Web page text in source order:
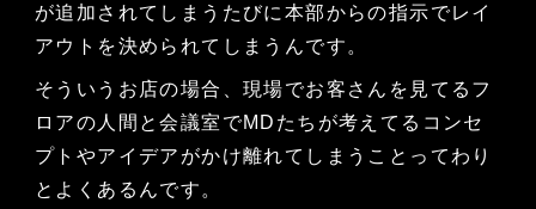
が追加されてしまうたびに本部からの指示でレイ
アウトを決められてしまうんです。
そういうお店の場合、現場でお客さんを見てるフ
ロアの人間と会議室でMDたちが考えてるコンセ
プトやアイデアがかけ離れてしまうことってわり
とよくあるんです。